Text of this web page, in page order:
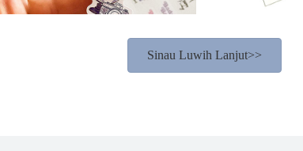
Sinau Luwih Lanjut>>